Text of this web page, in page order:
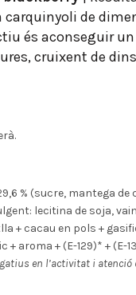
carquinyoli de
és aconseguir
cruixent de
% (sucre, mantega de
lecitina de soja,
+ cacau en pols +
aroma + (E-129)* + (E-
en l’activitat i atenció